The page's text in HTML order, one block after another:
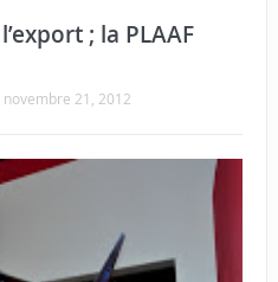
; la PLAAF
novembre 21, 2012